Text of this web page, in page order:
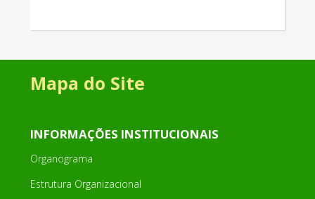
Mapa do Site
INFORMAÇÕES INSTITUCIONAIS
Organograma
Estrutura Organizacional